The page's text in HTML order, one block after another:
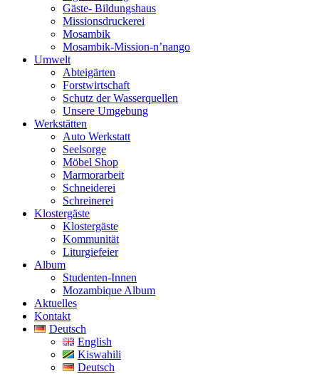
Gäste- Bildungshaus
Missionsdruckerei
Mosambik
Mosambik-Mission-n’nango
Umwelt
Abteigärten
Forstwirtschaft
Schutz der Wasserquellen
Unsere Umgebung
Werkstätten
Auto Werkstatt
Seelsorge
Möbel Shop
Marmorarbeit
Schneiderei
Schreinerei
Klostergäste
Klostergäste
Kommunität
Liturgiefeier
Album
Studenten-Innen
Mozambique Album
Aktuelles
Kontakt
Deutsch
English
Kiswahili
Deutsch